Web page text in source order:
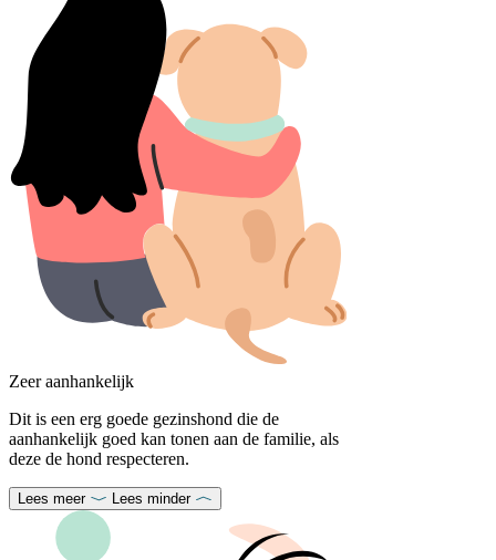
Zeer aanhankelijk
Dit is een erg goede gezinshond die de
aanhankelijk goed kan tonen aan de familie, als
deze de hond respecteren.
Lees meer Lees minder